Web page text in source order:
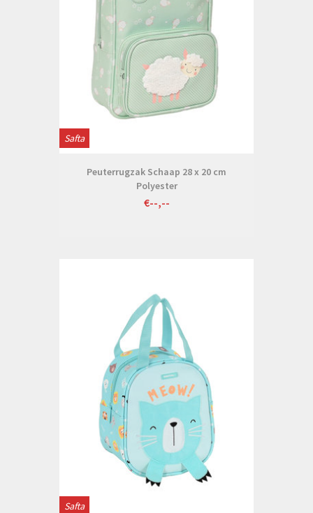
Safta
Peuterrugzak Schaap 28 x 20 cm
Polyester
€--,--
Safta